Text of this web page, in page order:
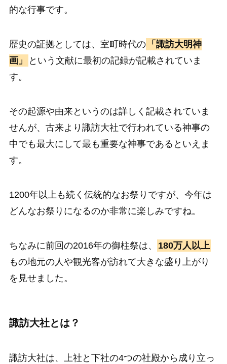
的な行事です。
歴史の証拠としては、室町時代の 「諏訪大明神
画」
という文献に最初の記録が記載されていま
す。
その起源や由来というのは詳しく記載されていま
せんが、古来より諏訪大社で行われている神事の
中でも最大にして最も重要な神事であるといえま
す。
1200年以上も続く伝統的なお祭りですが、今年は
どんなお祭りになるのか非常に楽しみですね。
ちなみに前回の2016年の御柱祭は、
180万人以上
もの地元の人や観光客が訪れて大きな盛り上がり
を見せました。
諏訪大社とは？
諏訪大社は、上社と下社の4つの社殿から成り立っ